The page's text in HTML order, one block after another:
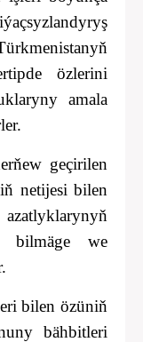
özlerini
amala
geçirilen
netijesi bilen
bilmäge we
bilen özüniň
bähbitleri